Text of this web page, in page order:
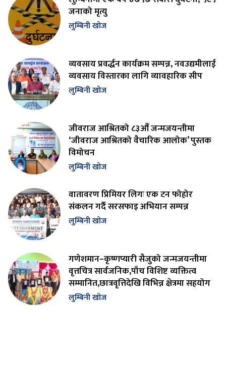
जनाको मृत्यु
लुम्बिनी खोज
व्यवसाय प्रवर्द्धन कार्यक्रम सम्पन्न, नवउद्यमीलाई
व्यवसाय विस्तारका लागि व्यावहारिक सीप
लुम्बिनी खोज
जीवराज आश्रितको ८३औँ जन्मजयन्तीमा
‘जीवराज आश्रितको वैचारिक आलोक’ पुस्तक
विमोचन
लुम्बिनी खोज
वातावरण प्रिमियर लिगः एक टन फोहोर
संकलन गर्दै सरसफाइ अभियान सम्पन्न
लुम्बिनी खोज
गणेशमान–कृष्णप्यारी सैजुको जन्मजयन्तीमा
वृत्तचित्र सार्वजनिक,पाँच विशिष्ट व्यक्तित्व
सम्मानित,छात्रवृत्तिदेखि विभिन्न क्षेत्रमा सहयोग
लुम्बिनी खोज